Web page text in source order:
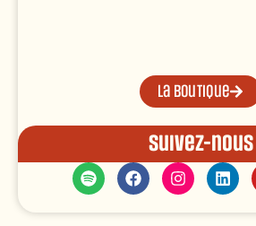
La boutique
Suivez-nous